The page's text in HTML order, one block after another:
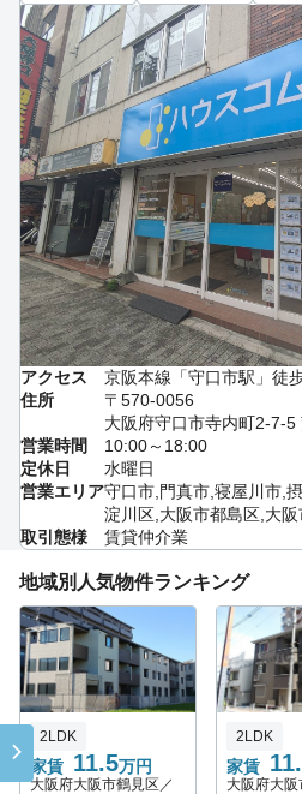
アクセス
京阪本線「守口市駅」徒
住所
〒570-0056
大阪府守口市寺内町2-7-5
営業時間
10:00～18:00
定休日
水曜日
営業エリア守口市,門真市,寝屋川市,
淀川区,大阪市都島区,大
取引態様
賃貸仲介業
地域別人気物件ランキング
家賃 11.5万円
2LDK
大阪府大阪市鶴見区／
家賃
2LDK
大阪府大阪